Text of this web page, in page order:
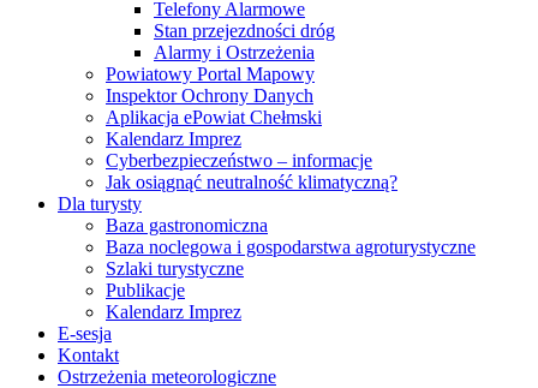
Telefony Alarmowe
Stan przejezdności dróg
Alarmy i Ostrzeżenia
Powiatowy Portal Mapowy
Inspektor Ochrony Danych
Aplikacja ePowiat Chełmski
Kalendarz Imprez
Cyberbezpieczeństwo – informacje
Jak osiągnąć neutralność klimatyczną?
Dla turysty
Baza gastronomiczna
Baza noclegowa i gospodarstwa agroturystyczne
Szlaki turystyczne
Publikacje
Kalendarz Imprez
E-sesja
Kontakt
Ostrzeżenia meteorologiczne